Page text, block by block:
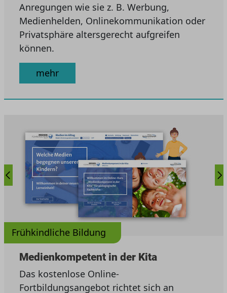
Anregungen wie sie z. B. Werbung,
Medienhelden, Onlinekommunikation oder
Privatsphäre altersgerecht aufgreifen
können.
mehr
Frühkindliche Bildung
Medienkompetent in der Kita
Das kostenlose Online-
Fortbildungsangebot richtet sich an